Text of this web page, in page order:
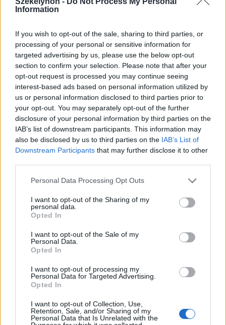
Information
If you wish to opt-out of the sale, sharing to third parties, or
processing of your personal or sensitive information for
targeted advertising by us, please use the below opt-out
section to confirm your selection. Please note that after your
opt-out request is processed you may continue seeing
interest-based ads based on personal information utilized by
us or personal information disclosed to third parties prior to
your opt-out. You may separately opt-out of the further
disclosure of your personal information by third parties on the
IAB’s list of downstream participants. This information may
also be disclosed by us to third parties on the IAB’s List of
Downstream Participants that may further disclose it to other
Personal Data Processing Opt Outs
I want to opt-out of the Sharing of my
personal data.
Opted In
I want to opt-out of the Sale of my
Personal Data.
Opted In
I want to opt-out of processing my
Personal Data for Targeted Advertising.
Opted In
I want to opt-out of Collection, Use,
Retention, Sale, and/or Sharing of my
Personal Data that Is Unrelated with the
Hasznos
Impresszum
Szerzői jogok
Adatvédelmi tájékoztató
Cookie-kezelési tájékoztató
Hozzászólási szabályzat
Nyomtatott lapjaink archívuma
Székely Hírmondó archívuma
Sütibeállítások
Médiatér
Liget
Krónika